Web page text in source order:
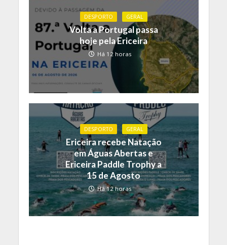
DESPORTO GERAL
Volta a Portugal passa
hoje pela Ericeira
Há 12 horas
DESPORTO GERAL
Ericeira recebe Natação
em Águas Abertas e
Ericeira Paddle Trophy a
15 de Agosto
Há 12 horas